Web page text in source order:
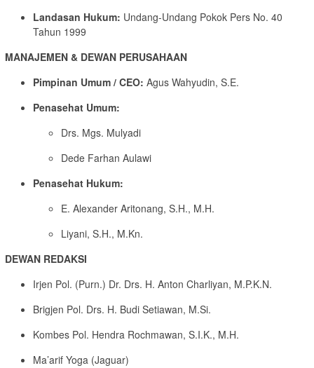
Landasan Hukum: Undang-Undang Pokok Pers No. 40
Tahun 1999
MANAJEMEN & DEWAN PERUSAHAAN
Pimpinan Umum / CEO: Agus Wahyudin, S.E.
Penasehat Umum:
Drs. Mgs. Mulyadi
Dede Farhan Aulawi
Penasehat Hukum:
E. Alexander Aritonang, S.H., M.H.
Liyani, S.H., M.Kn.
DEWAN REDAKSI
Irjen Pol. (Purn.) Dr. Drs. H. Anton Charliyan, M.P.K.N.
Brigjen Pol. Drs. H. Budi Setiawan, M.Si.
Kombes Pol. Hendra Rochmawan, S.I.K., M.H.
Ma’arif Yoga (Jaguar)